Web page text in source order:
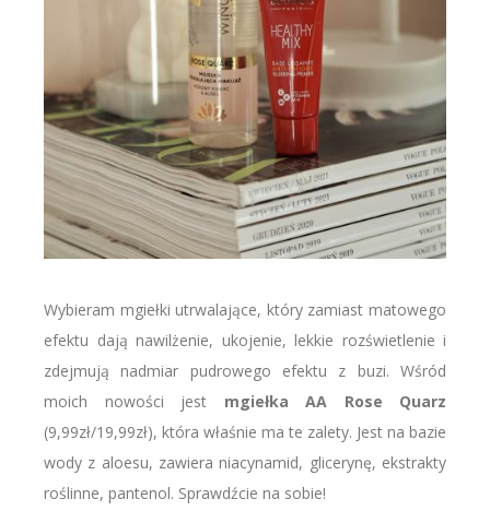
Wybieram mgiełki utrwalające, który zamiast matowego
efektu dają nawilżenie, ukojenie, lekkie rozświetlenie i
zdejmują nadmiar pudrowego efektu z buzi. Wśród
moich nowości jest mgiełka AA Rose Quarz
(9,99zł/19,99zł), która właśnie ma te zalety. Jest na bazie
wody z aloesu, zawiera niacynamid, glicerynę, ekstrakty
roślinne, pantenol. Sprawdźcie na sobie!